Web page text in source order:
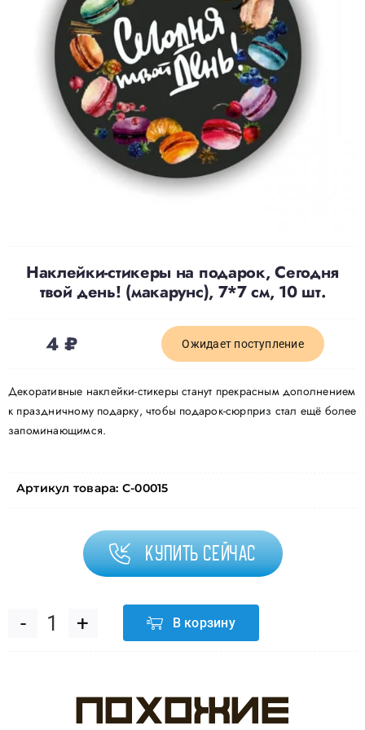
Доставка
О нас
Отзывы
Наклейки-стикеры на подарок, Сегодня
твой день! (макарунс), 7*7 см, 10 шт.
4₽ Ожидает поступление
Декоративные наклейки-стикеры станут прекрасным дополнением
к праздничному подарку, чтобы подарок-сюрприз стал ещё более
запоминающимся.
Артикул товара: С-00015
Купить сейчас
Количество
Наклейки-
В корзину
Похожие